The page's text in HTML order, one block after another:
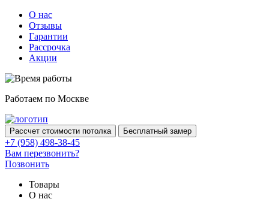
О нас
Отзывы
Гарантии
Рассрочка
Акции
Работаем по Москве
Рассчет стоимости потолка Бесплатный замер
+7 (958) 498-38-45
Вам перезвонить?
Позвонить
Товары
О нас